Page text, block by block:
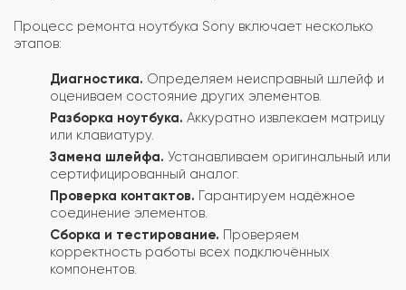
Процесс ремонта ноутбука Sony включает несколько
этапов:
Диагностика. Определяем неисправный шлейф и
оцениваем состояние других элементов.
Разборка ноутбука. Аккуратно извлекаем матрицу
или клавиатуру.
Замена шлейфа. Устанавливаем оригинальный или
сертифицированный аналог.
Проверка контактов. Гарантируем надёжное
соединение элементов.
Сборка и тестирование. Проверяем
корректность работы всех подключённых
компонентов.